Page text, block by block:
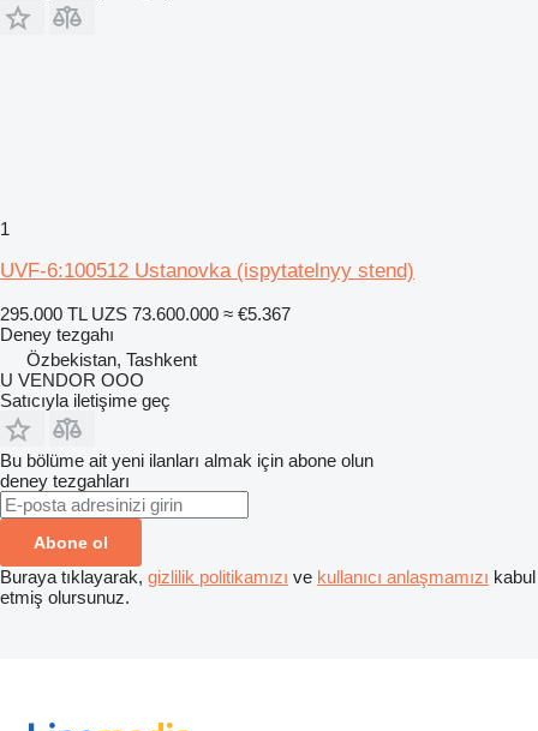
1
UVF-6:100512 Ustanovka (ispytatelnyy stend)
295.000 TL UZS 73.600.000 ≈ €5.367
Deney tezgahı
Özbekistan, Tashkent
U VENDOR OOO
Satıcıyla iletişime geç
Bu bölüme ait yeni ilanları almak için abone olun
deney tezgahları
Abone ol
Buraya tıklayarak, gizlilik politikamızı ve kullanıcı anlaşmamızı kabul
etmiş olursunuz.